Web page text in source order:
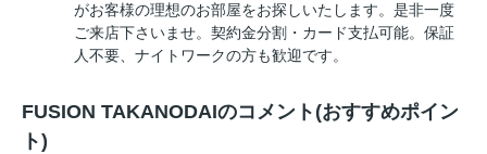
がお客様の理想のお部屋をお探しいたします。是非一度
ご来店下さいませ。契約金分割・カード支払可能。保証
人不要、ナイトワークの方も歓迎です。
FUSION TAKANODAIのコメント(おすすめポイン
ト)